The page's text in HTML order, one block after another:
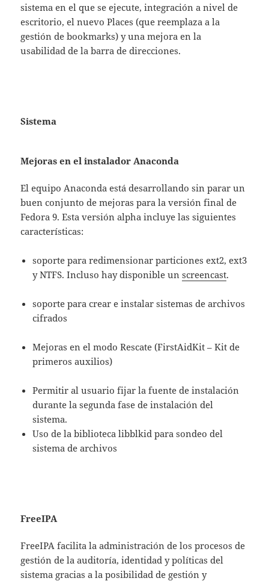
sistema en el que se ejecute, integración a nivel de
escritorio, el nuevo Places (que reemplaza a la
gestión de bookmarks) y una mejora en la
usabilidad de la barra de direcciones.
Sistema
Mejoras en el instalador Anaconda
El equipo Anaconda está desarrollando sin parar un
buen conjunto de mejoras para la versión final de
Fedora 9. Esta versión alpha incluye las siguientes
características:
soporte para redimensionar particiones ext2, ext3
y NTFS. Incluso hay disponible unscreencast.
soporte para crear e instalar sistemas de archivos
cifrados
Mejoras en el modo Rescate (FirstAidKit – Kit de
primeros auxilios)
Permitir al usuario fijar la fuente de instalación
durante la segunda fase de instalación del
sistema.
Uso de la biblioteca libblkid para sondeo del
sistema de archivos
FreeIPA
FreeIPA facilita la administración de los procesos de
gestión de la auditoría, identidad y políticas del
sistema gracias a la posibilidad de gestión y